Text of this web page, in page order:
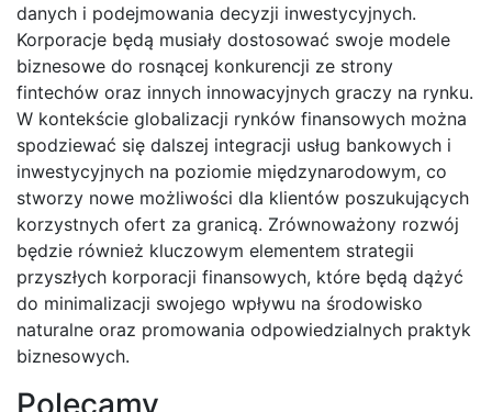
danych i podejmowania decyzji inwestycyjnych.
Korporacje będą musiały dostosować swoje modele
biznesowe do rosnącej konkurencji ze strony
fintechów oraz innych innowacyjnych graczy na rynku.
W kontekście globalizacji rynków finansowych można
spodziewać się dalszej integracji usług bankowych i
inwestycyjnych na poziomie międzynarodowym, co
stworzy nowe możliwości dla klientów poszukujących
korzystnych ofert za granicą. Zrównoważony rozwój
będzie również kluczowym elementem strategii
przyszłych korporacji finansowych, które będą dążyć
do minimalizacji swojego wpływu na środowisko
naturalne oraz promowania odpowiedzialnych praktyk
biznesowych.